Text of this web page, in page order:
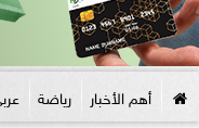
أهم الأخبار رياضة